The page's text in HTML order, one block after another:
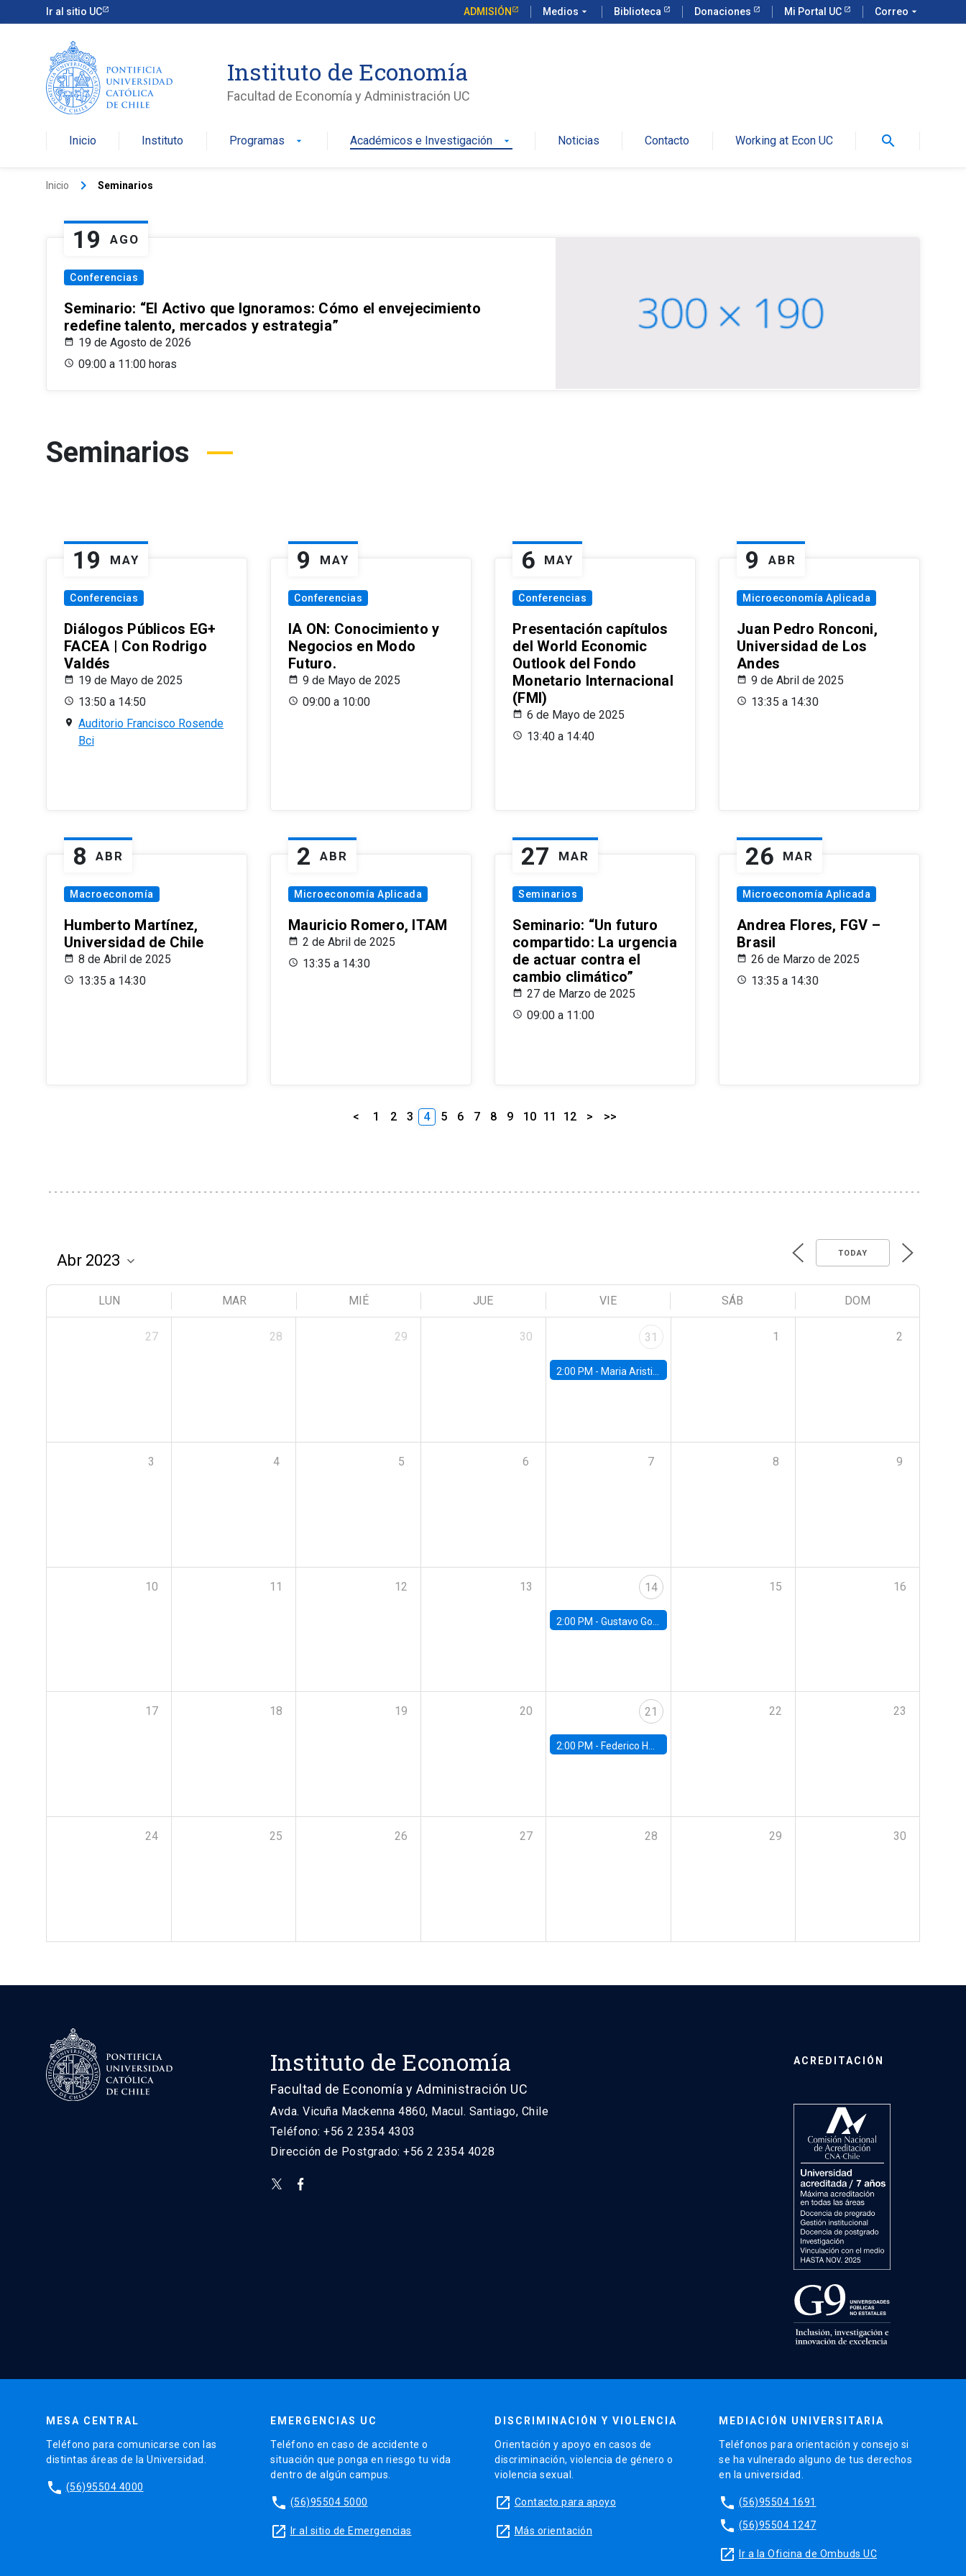
Ir al sitio UC ADMISIÓN Medios arrow_drop_down Biblioteca Donaciones Mi Portal UC Correo arrow_drop_down
Instituto de Economía
Facultad de Economía y Administración UC
Inicio Instituto Programas arrow_drop_down Académicos e Investigación arrow_drop_down Noticias Contacto Working at Econ UC search
Inicio keyboard_arrow_right Seminarios
19 AGO
Conferencias
Seminario: “El Activo que Ignoramos: Cómo el envejecimiento
redefine talento, mercados y estrategia”
19 de Agosto de 2026
09:00 a 11:00 horas
Seminarios
19 MAY
Conferencias
Diálogos Públicos EG+
FACEA | Con Rodrigo
Valdés
19 de Mayo de 2025
13:50 a 14:50
Auditorio Francisco Rosende
Bci
9 MAY
Conferencias
IA ON: Conocimiento y
Negocios en Modo
Futuro.
9 de Mayo de 2025
09:00 a 10:00
6 MAY
Conferencias
Presentación capítulos
del World Economic
Outlook del Fondo
Monetario Internacional
(FMI)
6 de Mayo de 2025
13:40 a 14:40
9 ABR
Microeconomía Aplicada
Juan Pedro Ronconi,
Universidad de Los
Andes
9 de Abril de 2025
13:35 a 14:30
8 ABR
Macroeconomía
Humberto Martínez,
Universidad de Chile
8 de Abril de 2025
13:35 a 14:30
2 ABR
Microeconomía Aplicada
Mauricio Romero, ITAM
2 de Abril de 2025
13:35 a 14:30
27 MAR
Seminarios
Seminario: “Un futuro
compartido: La urgencia
de actuar contra el
cambio climático”
27 de Marzo de 2025
09:00 a 11:00
26 MAR
Microeconomía Aplicada
Andrea Flores, FGV –
Brasil
26 de Marzo de 2025
13:35 a 14:30
< 1 2 3 4 5 6 7 8 9 10 11 12 > >>
TODAY
LUN MAR MIÉ JUE VIE SÁB DOM
27 28 29 30 31
2:00 PM - Maria Aristizabal-Ramirez, FED Board
1 2
3 4 5 6 7 8 9
10 11 12 13 14
2:00 PM - Gustavo González - Banco Central de Chile
15 16
17 18 19 20 21
2:00 PM - Federico Huneeus - Banco Central de Chile
22 23
24 25 26 27 28 29 30
Instituto de Economía
Facultad de Economía y Administración UC
Avda. Vicuña Mackenna 4860, Macul. Santiago, Chile
Teléfono: +56 2 2354 4303
Dirección de Postgrado: +56 2 2354 4028
ACREDITACIÓN
MESA CENTRAL
Teléfono para comunicarse con las
distintas áreas de la Universidad.
phone (56)95504 4000
EMERGENCIAS UC
Teléfono en caso de accidente o
situación que ponga en riesgo tu vida
dentro de algún campus.
phone (56)95504 5000
launch Ir al sitio de Emergencias
DISCRIMINACIÓN Y VIOLENCIA
Orientación y apoyo en casos de
discriminación, violencia de género o
violencia sexual.
launch Contacto para apoyo
launch Más orientación
MEDIACIÓN UNIVERSITARIA
Teléfonos para orientación y consejo si
se ha vulnerado alguno de tus derechos
en la universidad.
phone (56)95504 1691
phone (56)95504 1247
launch Ir a la Oficina de Ombuds UC